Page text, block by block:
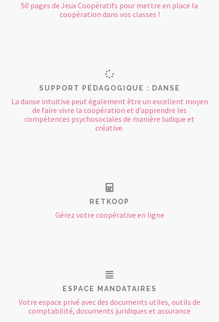
50 pages de Jeux Coopératifs pour mettre en place la
coopération dans vos classes !
SUPPORT PÉDAGOGIQUE : DANSE
La danse intuitive peut également être un excellent moyen
de faire vivre la coopération et d’apprendre les
compétences psychosociales de manière ludique et
créative.
RETKOOP
Gérez votre coopérative en ligne
ESPACE MANDATAIRES
Votre espace privé avec des documents utiles, outils de
comptabilité, documents juridiques et assurance